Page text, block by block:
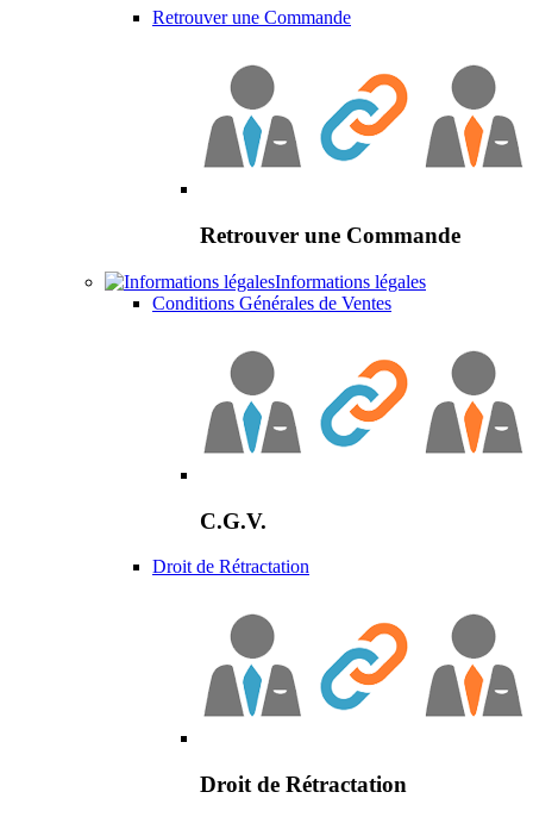
Retrouver une Commande
Retrouver une Commande
Informations légales
Conditions Générales de Ventes
C.G.V.
Droit de Rétractation
Droit de Rétractation